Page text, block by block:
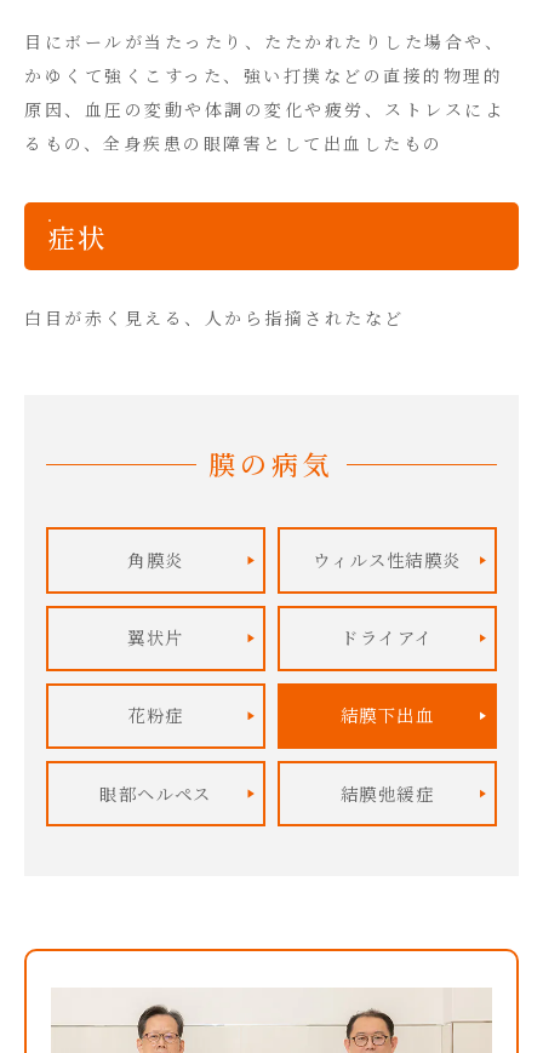
目にボールが当たったり、たたかれたりした場合や、
かゆくて強くこすった、強い打撲などの直接的物理的
原因、血圧の変動や体調の変化や疲労、ストレスによ
るもの、全身疾患の眼障害として出血したもの
症状
白目が赤く見える、人から指摘されたなど
膜の病気
角膜炎 ウィルス性結膜炎
翼状片 ドライアイ
花粉症 結膜下出血
眼部ヘルペス 結膜弛緩症